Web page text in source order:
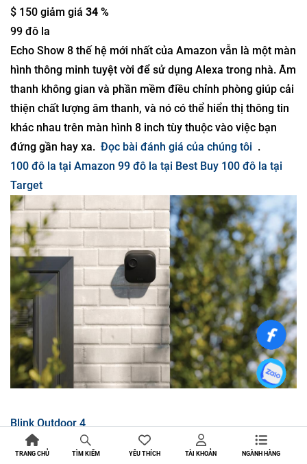
$ 150 giảm giá 34 %
99 đô la
Echo Show 8 thế hệ mới nhất của Amazon vẫn là một màn
hình thông minh tuyệt vời để sử dụng Alexa trong nhà. Âm
thanh không gian và phần mềm điều chỉnh phòng giúp cải
thiện chất lượng âm thanh, và nó có thể hiển thị thông tin
khác nhau trên màn hình 8 inch tùy thuộc vào việc bạn
đứng gần hay xa. Đọc bài đánh giá của chúng tôi .
100 đô la tại Amazon 99 đô la tại Best Buy 100 đô la tại
Target
Blink Outdoor 4
Giảm giá 65 % cho
100 đô la
TRANG CHỦ TÌM KIẾM YÊU THÍCH TÀI KHOẢN NGÀNH HÀNG